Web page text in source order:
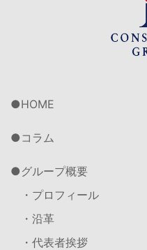
HOME
コラム
グループ概要
・プロフィール
・沿革
・代表者挨拶